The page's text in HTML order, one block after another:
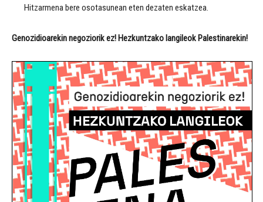
Hitzarmena bere osotasunean eten dezaten eskatzea.
Genozidioarekin negoziorik ez! Hezkuntzako langileok Palestinarekin!